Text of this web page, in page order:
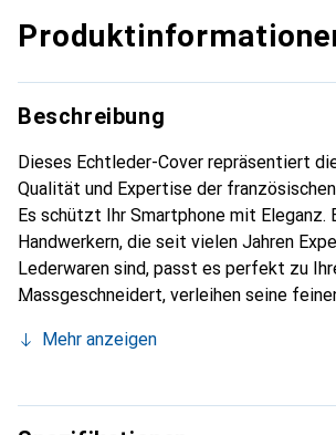
Beschreibung
Dieses Echtleder-Cover repräsentiert
Qualität und Expertise der
Es schützt Ihr Smartphone mit Eleganz.
Handwerkern, die seit vielen Jahren
Lederwaren sind, passt es perfekt zu
Massgeschneidert, verleihen seine
unverzichtbaren Accessoire für Ihr
die Marke Noreve eine sichere Wahl für
anspruchsvolle Klientel.
Mehr anzeigen